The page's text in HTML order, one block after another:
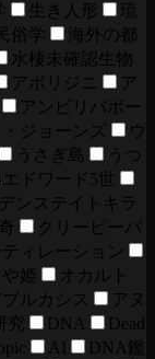
生き人形
琉
俗学
海外の都
水棲未確認生物
アボリジニ
ア
アンビリバボー
ジョーンズ
ウ
うさぎ島
うつ
エドワード5世
ンステイトキラ
クリーピーパ
ィレーション
姫
オカルト
ブルカシス
アヌ
究 DNA
Dead
AI
DNA鑑